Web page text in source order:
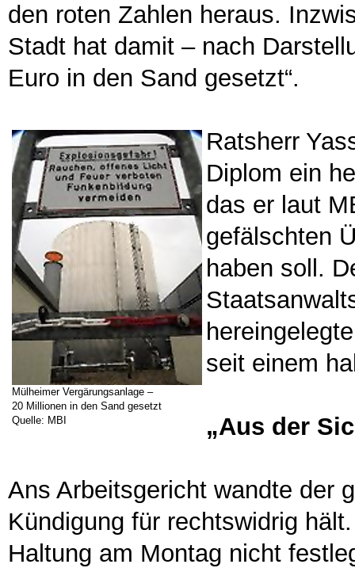
den roten Zahlen heraus.
Stadt hat damit – nach
Euro in den Sand gesetzt“.
Mülheimer Vergärungsanlage –
20 Millionen in den Sand gesetzt
Quelle: MBI
Ratsherr
Diplom ein
das er laut
gefälschten
haben soll.
seit einem
„Aus der
Ans Arbeitsgericht wandte der
Kündigung für rechtswidrig
Haltung am Montag nicht